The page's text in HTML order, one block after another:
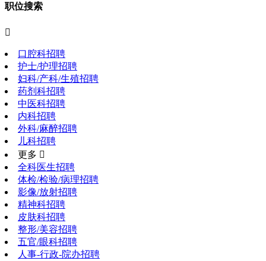
职位搜索

口腔科招聘
护士/护理招聘
妇科/产科/生殖招聘
药剂科招聘
中医科招聘
内科招聘
外科/麻醉招聘
儿科招聘
更多 
全科医生招聘
体检/检验/病理招聘
影像/放射招聘
精神科招聘
皮肤科招聘
整形/美容招聘
五官/眼科招聘
人事-行政-院办招聘